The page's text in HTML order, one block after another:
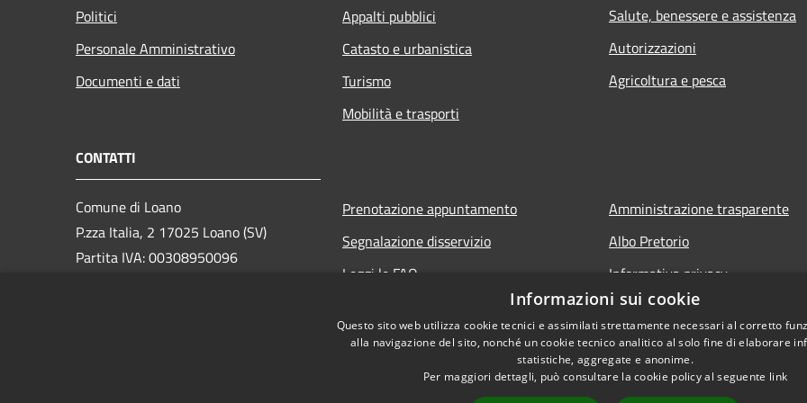
Politici
Personale Amministrativo
Documenti e dati
Appalti pubblici
Catasto e urbanistica
Turismo
Mobilità e trasporti
Salute, benessere e assistenza
Autorizzazioni
Agricoltura e pesca
CONTATTI
Comune di Loano
P.zza Italia, 2 17025 Loano (SV)
Partita IVA: 00308950096
Prenotazione appuntamento
Segnalazione disservizio
Leggi le FAQ
Amministrazione trasparente
Albo Pretorio
Informativa privacy
Note legali
Dichiarazione di accessibilità
Informazioni sui cookie
Questo sito web utilizza cookie tecnici e assimilati strettamente necessari al corretto
alla navigazione del sito, nonché un cookie tecnico analitico al solo fine di elaborare
statistiche, aggregate e anonime.
Per maggiori dettagli, può consultare la cookie policy al seguente link